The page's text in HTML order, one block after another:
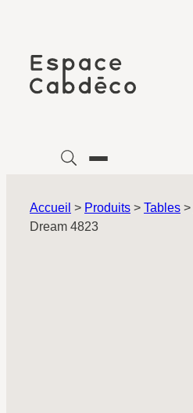
contenu
Accueil > Produits > Tables >
Dream 4823